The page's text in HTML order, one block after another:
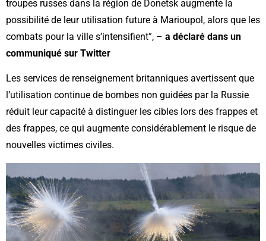
troupes russes dans la région de Donetsk augmente la
possibilité de leur utilisation future à Marioupol, alors que les
combats pour la ville s’intensifient”, – a déclaré dans un
communiqué sur Twitter
Les services de renseignement britanniques avertissent que
l’utilisation continue de bombes non guidées par la Russie
réduit leur capacité à distinguer les cibles lors des frappes et
des frappes, ce qui augmente considérablement le risque de
nouvelles victimes civiles.